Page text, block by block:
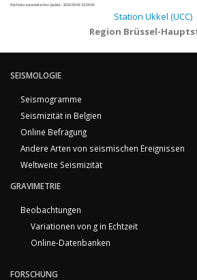
Nächstes automatisches Update : 2026-08-08 19:29:40
Station Ukkel (UCC)
Region Brüssel-
SEISMOLOGIE
Seismogramme
Seismizität in Belgien
Online Befragung
Andere Arten von seismischen Ereignissen
Weltweite Seismizität
GRAVIMETRIE
Beobachtungen
Variationen von g in Echtzeit
Online-Datenbanken
FORSCHUNG